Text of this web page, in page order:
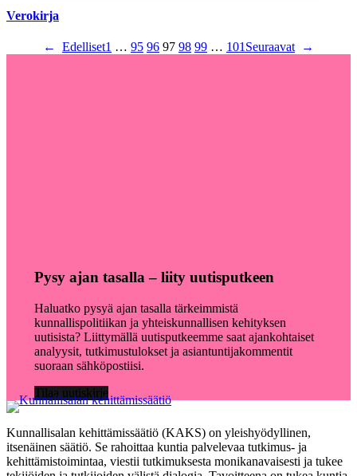
Verokirja
← Edelliset1 … 95 96 97 98 99 … 101 Seuraavat →
Pysy ajan tasalla – liity uutisputkeen
Haluatko pysyä ajan tasalla tärkeimmistä
kunnallispolitiikan ja yhteiskunnallisen kehityksen
uutisista? Liittymällä uutisputkeemme saat ajankohtaiset
analyysit, tutkimustulokset ja asiantuntijakommentit
suoraan sähköpostiisi.
Tilaa uutiskirje
Kunnallisalan kehittämissäätiö (KAKS) on yleishyödyllinen,
itsenäinen säätiö. Se rahoittaa kuntia palvelevaa tutkimus- ja
kehittämistoimintaa, viestii tutkimuksesta monikanavaisesti ja tukee